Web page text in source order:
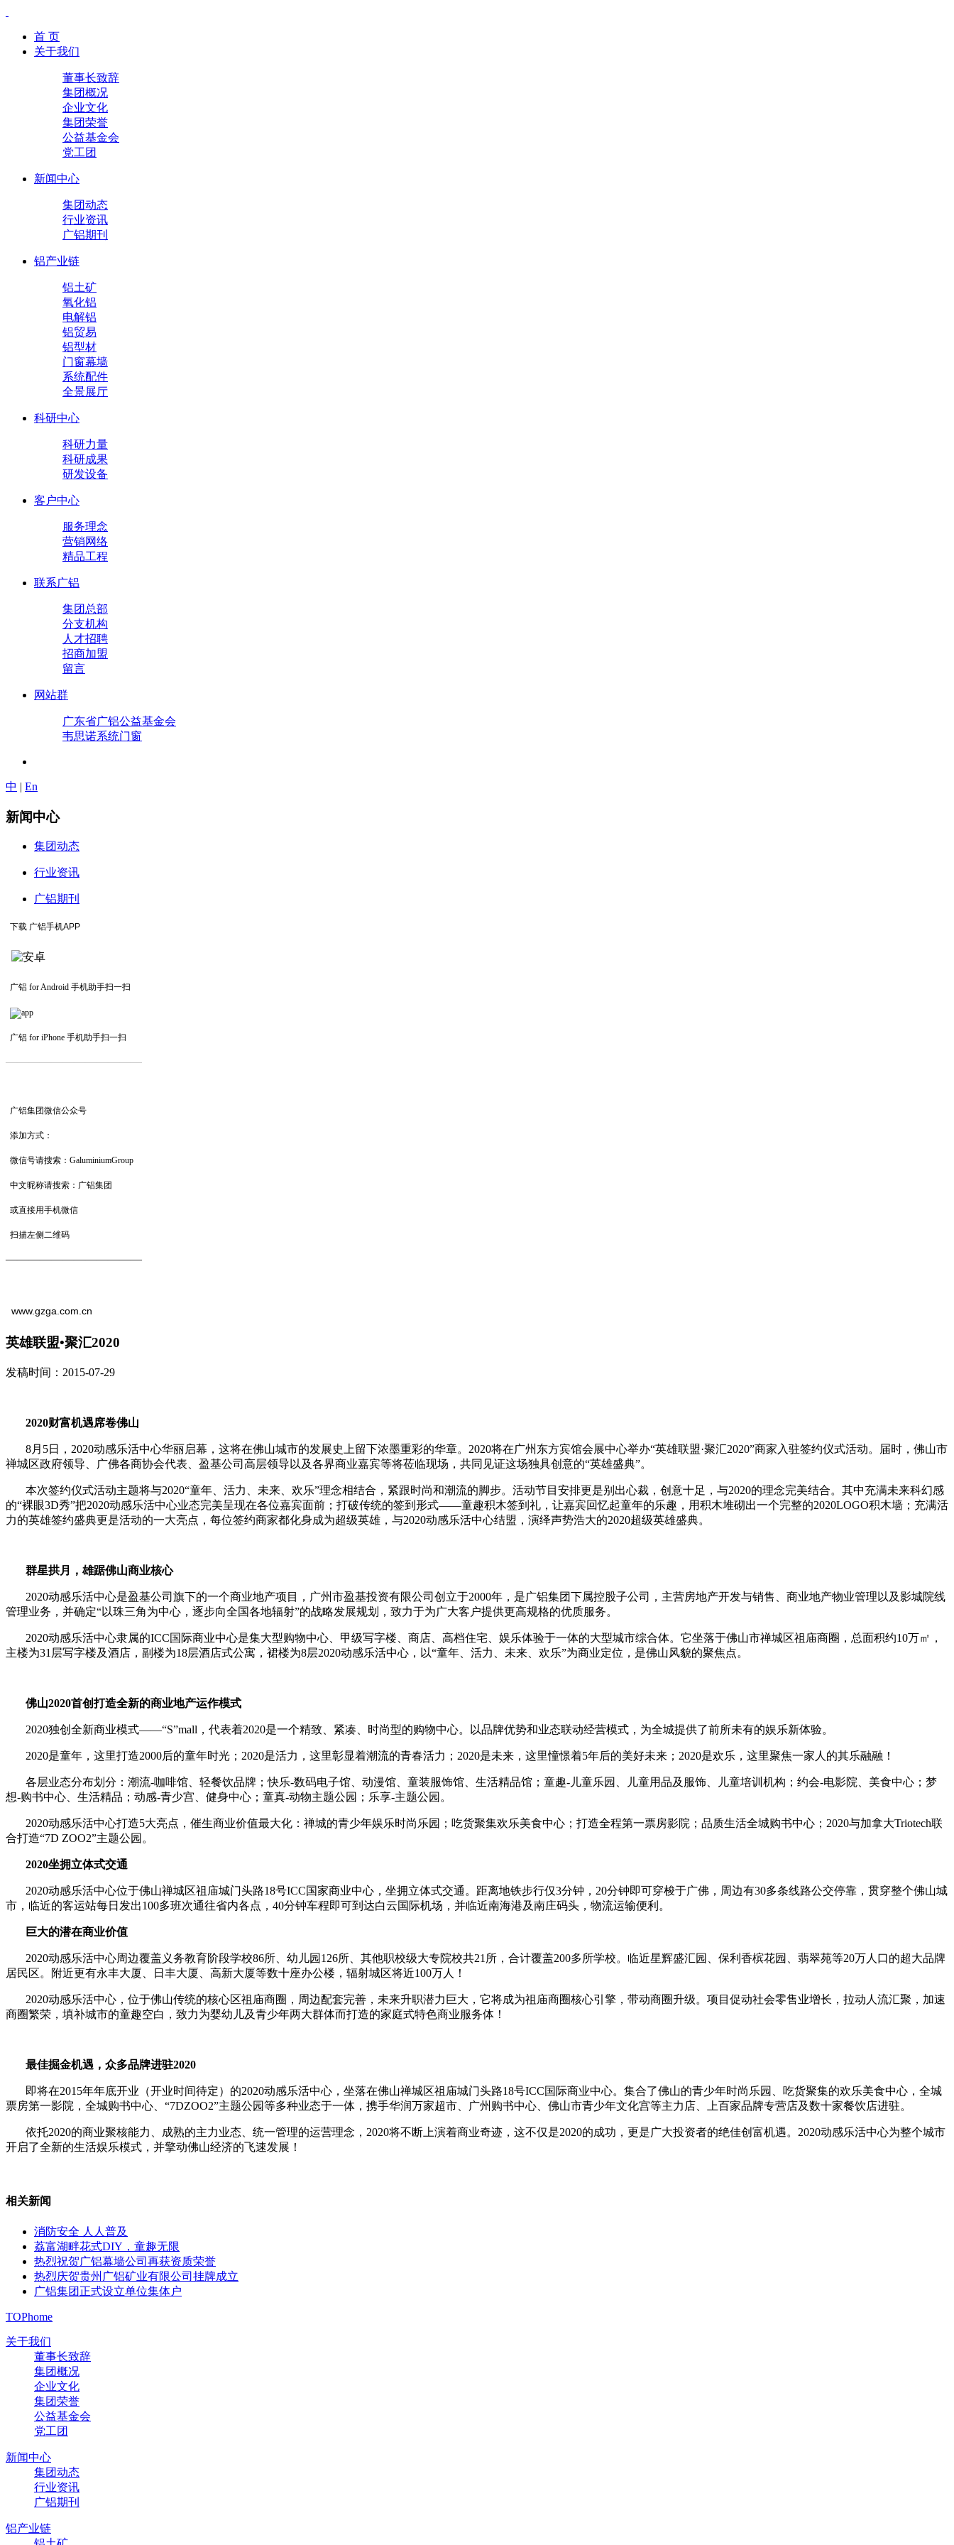
首 页
关于我们
董事长致辞
集团概况
企业文化
集团荣誉
公益基金会
党工团
新闻中心
集团动态
行业资讯
广铝期刊
铝产业链
铝土矿
氧化铝
电解铝
铝贸易
铝型材
门窗幕墙
系统配件
全景展厅
科研中心
科研力量
科研成果
研发设备
客户中心
服务理念
营销网络
精品工程
联系广铝
集团总部
分支机构
人才招聘
招商加盟
留言
网站群
广东省广铝公益基金会
韦思诺系统门窗
中 | En
新闻中心
集团动态
行业资讯
广铝期刊
下载 广铝手机APP
广铝 for Android 手机助手扫一扫
广铝 for iPhone 手机助手扫一扫
————————————
广铝集团微信公众号
添加方式：
微信号请搜索：GaluminiumGroup
中文昵称请搜索：广铝集团
或直接用手机微信
扫描左侧二维码
————————————
www.gzga.com.cn
英雄联盟•聚汇2020
发稿时间：2015-07-29
2020财富机遇席卷佛山
8月5日，2020动感乐活中心华丽启幕，这将在佛山城市的发展史上留下浓墨重彩的华章。2020将在广州东方宾馆会展中心举办“英雄联盟·聚汇2020”商家入驻签约仪式活动。届时，佛山市
禅城区政府领导、广佛各商协会代表、盈基公司高层领导以及各界商业嘉宾等将莅临现场，共同见证这场独具创意的“英雄盛典”。
本次签约仪式活动主题将与2020“童年、活力、未来、欢乐”理念相结合，紧跟时尚和潮流的脚步。活动节目安排更是别出心裁，创意十足，与2020的理念完美结合。其中充满未来科幻感
的“裸眼3D秀”把2020动感乐活中心业态完美呈现在各位嘉宾面前；打破传统的签到形式——童趣积木签到礼，让嘉宾回忆起童年的乐趣，用积木堆砌出一个完整的2020LOGO积木墙；充满活
力的英雄签约盛典更是活动的一大亮点，每位签约商家都化身成为超级英雄，与2020动感乐活中心结盟，演绎声势浩大的2020超级英雄盛典。
群星拱月，雄踞佛山商业核心
2020动感乐活中心是盈基公司旗下的一个商业地产项目，广州市盈基投资有限公司创立于2000年，是广铝集团下属控股子公司，主营房地产开发与销售、商业地产物业管理以及影城院线
管理业务，并确定“以珠三角为中心，逐步向全国各地辐射”的战略发展规划，致力于为广大客户提供更高规格的优质服务。
2020动感乐活中心隶属的ICC国际商业中心是集大型购物中心、甲级写字楼、商店、高档住宅、娱乐体验于一体的大型城市综合体。它坐落于佛山市禅城区祖庙商圈，总面积约10万㎡，
主楼为31层写字楼及酒店，副楼为18层酒店式公寓，裙楼为8层2020动感乐活中心，以“童年、活力、未来、欢乐”为商业定位，是佛山风貌的聚焦点。
佛山2020首创打造全新的商业地产运作模式
2020独创全新商业模式——“S”mall，代表着2020是一个精致、紧凑、时尚型的购物中心。以品牌优势和业态联动经营模式，为全城提供了前所未有的娱乐新体验。
2020是童年，这里打造2000后的童年时光；2020是活力，这里彰显着潮流的青春活力；2020是未来，这里憧憬着5年后的美好未来；2020是欢乐，这里聚焦一家人的其乐融融！
各层业态分布划分：潮流-咖啡馆、轻餐饮品牌；快乐-数码电子馆、动漫馆、童装服饰馆、生活精品馆；童趣-儿童乐园、儿童用品及服饰、儿童培训机构；约会-电影院、美食中心；梦
想-购书中心、生活精品；动感-青少宫、健身中心；童真-动物主题公园；乐享-主题公园。
2020动感乐活中心打造5大亮点，催生商业价值最大化：禅城的青少年娱乐时尚乐园；吃货聚集欢乐美食中心；打造全程第一票房影院；品质生活全城购书中心；2020与加拿大Triotech联
合打造“7D ZOO2”主题公园。
2020坐拥立体式交通
2020动感乐活中心位于佛山禅城区祖庙城门头路18号ICC国家商业中心，坐拥立体式交通。距离地铁步行仅3分钟，20分钟即可穿梭于广佛，周边有30多条线路公交停靠，贯穿整个佛山城
市，临近的客运站每日发出100多班次通往省内各点，40分钟车程即可到达白云国际机场，并临近南海港及南庄码头，物流运输便利。
巨大的潜在商业价值
2020动感乐活中心周边覆盖义务教育阶段学校86所、幼儿园126所、其他职校级大专院校共21所，合计覆盖200多所学校。临近星辉盛汇园、保利香槟花园、翡翠苑等20万人口的超大品牌
居民区。附近更有永丰大厦、日丰大厦、高新大厦等数十座办公楼，辐射城区将近100万人！
2020动感乐活中心，位于佛山传统的核心区祖庙商圈，周边配套完善，未来升职潜力巨大，它将成为祖庙商圈核心引擎，带动商圈升级。项目促动社会零售业增长，拉动人流汇聚，加速
商圈繁荣，填补城市的童趣空白，致力为婴幼儿及青少年两大群体而打造的家庭式特色商业服务体！
最佳掘金机遇，众多品牌进驻2020
即将在2015年年底开业（开业时间待定）的2020动感乐活中心，坐落在佛山禅城区祖庙城门头路18号ICC国际商业中心。集合了佛山的青少年时尚乐园、吃货聚集的欢乐美食中心，全城
票房第一影院，全城购书中心、“7DZOO2”主题公园等多种业态于一体，携手华润万家超市、广州购书中心、佛山市青少年文化宫等主力店、上百家品牌专营店及数十家餐饮店进驻。
依托2020的商业聚核能力、成熟的主力业态、统一管理的运营理念，2020将不断上演着商业奇迹，这不仅是2020的成功，更是广大投资者的绝佳创富机遇。2020动感乐活中心为整个城市
开启了全新的生活娱乐模式，并擎动佛山经济的飞速发展！
相关新闻
消防安全 人人普及
荔富湖畔花式DIY，童趣无限
热烈祝贺广铝幕墙公司再获资质荣誉
热烈庆贺贵州广铝矿业有限公司挂牌成立
广铝集团正式设立单位集体户
TOPhome
关于我们
董事长致辞
集团概况
企业文化
集团荣誉
公益基金会
党工团
新闻中心
集团动态
行业资讯
广铝期刊
铝产业链